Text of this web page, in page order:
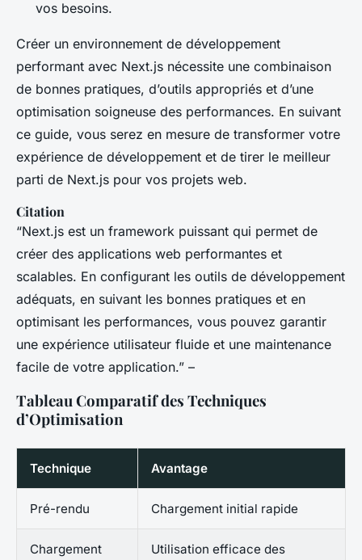
vos besoins.
Créer un environnement de développement
performant avec Next.js nécessite une combinaison
de bonnes pratiques, d’outils appropriés et d’une
optimisation soigneuse des performances. En suivant
ce guide, vous serez en mesure de transformer votre
expérience de développement et de tirer le meilleur
parti de Next.js pour vos projets web.
Citation
“Next.js est un framework puissant qui permet de
créer des applications web performantes et
scalables. En configurant les outils de développement
adéquats, en suivant les bonnes pratiques et en
optimisant les performances, vous pouvez garantir
une expérience utilisateur fluide et une maintenance
facile de votre application.” –
Tableau Comparatif des Techniques
d’Optimisation
Technique Avantage
Pré-rendu Chargement initial rapide
Chargement
Utilisation efficace des